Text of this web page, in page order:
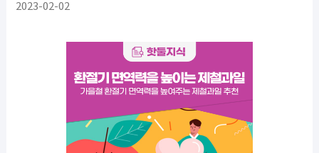
2023-02-02